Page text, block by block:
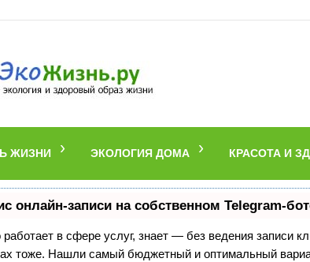
ЖИЗНИ ЭКОЛОГИЯ ДОМА КРАСОТА И
онлайн-записи на собственном Telegram-
работает в сфере услуг, знает — без ведения записи
тоже. Нашли самый бюджетный и оптимальный